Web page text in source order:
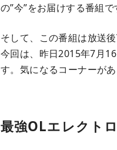
の”今”をお届けする番組で
そして、この番組は放送
今回は、昨日2015年7月
す。気になるコーナーが
最強OLエレクト